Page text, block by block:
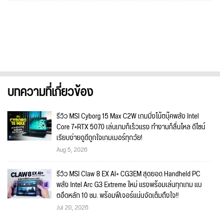
บทความที่เกี่ยวข้อง
รีวิว MSI Cyborg 15 Max C2W เกมมิ่งโน้ตบุ๊คพลัง Intel
Core 7+RTX 5070 เล่นเกมก็เร็วแรง ทำงานก็ลื่นไหล ดีไซน์
เรียบง่ายดูดีถูกใจเกมเมอร์ทุกวัย!
Aug 5, 2026
รีวิว MSI Claw 8 EX AI+ CG3EM สุดยอด Handheld PC
พลัง Intel Arc G3 Extreme ใหม่ แรงพร้อมเล่นทุกเกม แบ
ตอึดหลัก 10 ชม. พร้อมฟีเจอร์แน่นจัดเต็มถึงใจ!!
Jul 20, 2026